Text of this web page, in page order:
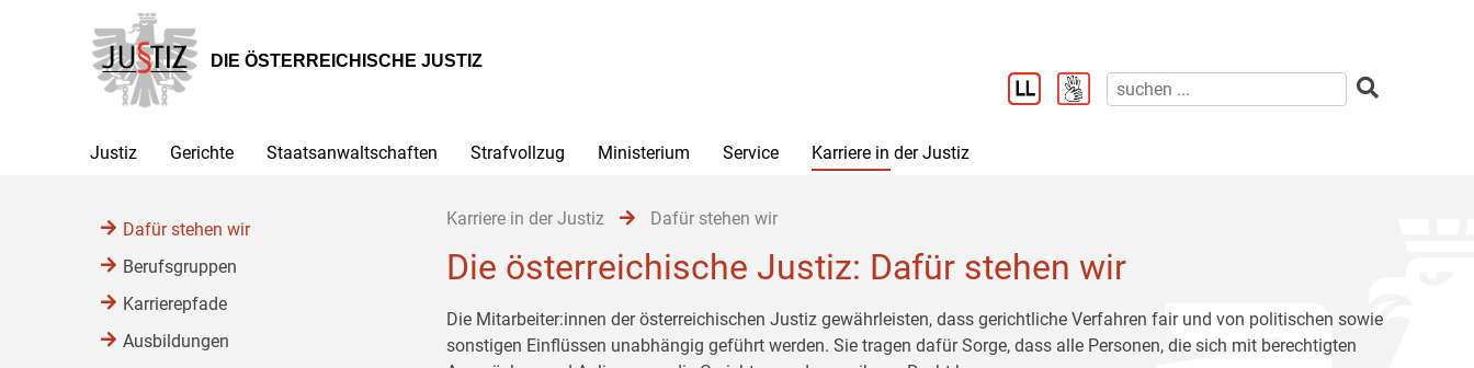
Hauptnavigation
[1]
Inhalt
[2]
Untermenü
[3]
DIE ÖSTERREICHISCHE JUSTIZ
Justiz Gerichte Staatsanwaltschaften Strafvollzug Ministerium Service Karriere in der Justiz
Karriere in der Justiz Dafür stehen wir
Die österreichische Justiz: Dafür stehen wir
Die Mitarbeiter:innen der österreichischen Justiz gewährleisten, dass gerichtliche Verfahren fair und von politischen sowie
sonstigen Einflüssen unabhängig geführt werden. Sie tragen dafür Sorge, dass alle Personen, die sich mit berechtigten
Dafür stehen wir
Berufsgruppen
Karrierepfade
Ausbildungen